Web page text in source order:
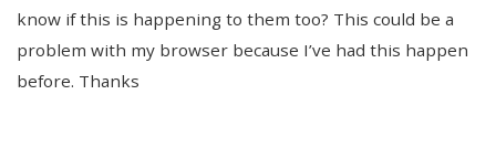
know if this is happening to them too? This could be a
problem with my browser because I’ve had this happen
before. Thanks